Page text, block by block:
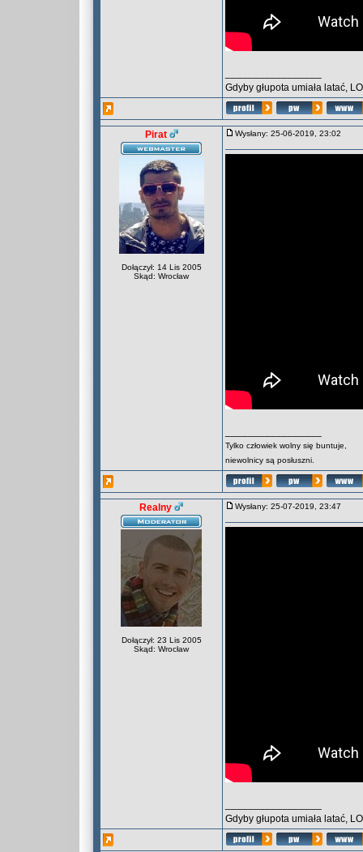
Gdyby głupota umiała latać,
Pirat
Dołączył: 14 Lis 2005
Skąd: Wrocław
Wysłany: 25-06-2019, 23:02
Tylko człowiek wolny się buntuje,
niewolnicy są posłuszni.
Realny
Dołączył: 23 Lis 2005
Skąd: Wrocław
Wysłany: 25-07-2019, 23:47
Gdyby głupota umiała latać,